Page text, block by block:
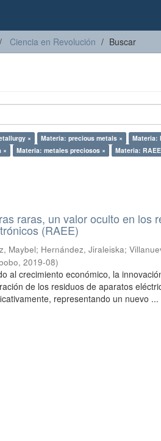
Ciencia en Revolución Buscar
× Materia: precious metals × Materia:
× Materia: metales preciosos × Materia:
raras, un valor oculto en los
(RAEE)
Maybel; Hernández, Jiraleiska;
,2019-08)
al crecimiento económico, la
de los residuos de aparatos
representando un nuevo ...